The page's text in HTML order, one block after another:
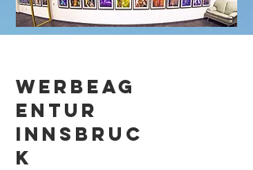
WerbeAG
ENTUR
Innsbruc
k